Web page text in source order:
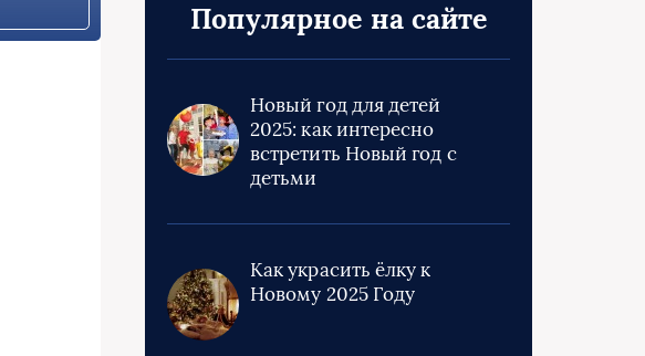
Популярное на сайте
Новый год для детей
2025: как интересно
встретить Новый год с
детьми
Как украсить ёлку к
Новому 2025 Году